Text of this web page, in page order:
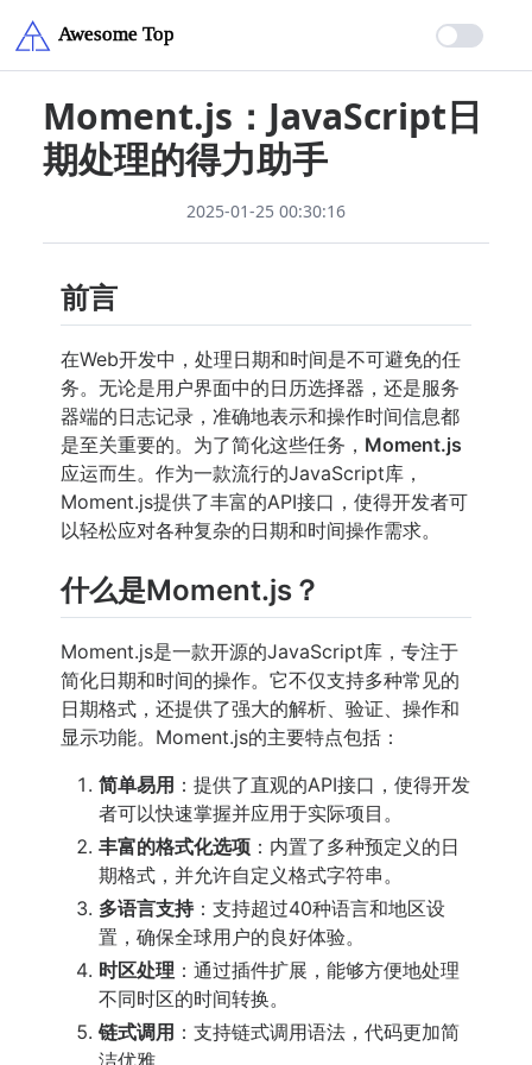
Moment.js：JavaScript日
期处理的得力助手
2025-01-25 00:30:16
前言
在Web开发中，处理日期和时间是不可避免的任
务。无论是用户界面中的日历选择器，还是服务
器端的日志记录，准确地表示和操作时间信息都
是至关重要的。为了简化这些任务， Moment.js
应运而生。作为一款流行的JavaScript库，
Moment.js提供了丰富的API接口，使得开发者可
以轻松应对各种复杂的日期和时间操作需求。
什么是Moment.js？
Moment.js是一款开源的JavaScript库，专注于
简化日期和时间的操作。它不仅支持多种常见的
日期格式，还提供了强大的解析、验证、操作和
显示功能。Moment.js的主要特点包括：
简单易用 ：提供了直观的API接口，使得开发
者可以快速掌握并应用于实际项目。
丰富的格式化选项 ：内置了多种预定义的日
期格式，并允许自定义格式字符串。
多语言支持：支持超过40种语言和地区设
置，确保全球用户的良好体验。
时区处理 ：通过插件扩展，能够方便地处理
不同时区的时间转换。
链式调用 ：支持链式调用语法，代码更加简